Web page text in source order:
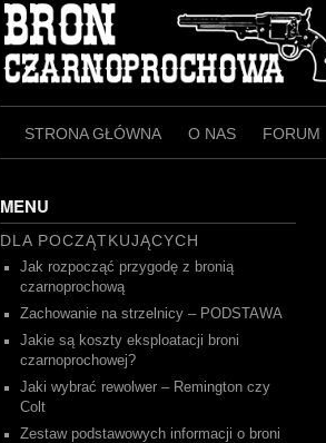
STRONA GŁÓWNA O NAS FORUM
MENU
DLA POCZĄTKUJĄCYCH
Jak rozpocząć przygodę z bronią
czarnoprochową
Zachowanie na strzelnicy – PODSTAWA
Jakie są koszty eksploatacji broni
czarnoprochowej?
Jaki wybrać rewolwer – Remington czy
Colt
Zestaw podstawowych informacji o broni